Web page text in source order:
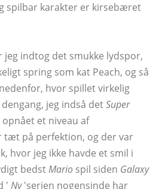
spilbar karakter er kirsebæret
jeg indtog det smukke lydspor,
spring som kat Peach, og så
hvor spillet virkelig
jeg indså detSuper
opnået et niveau af
tæt på perfektion, og der var
hvor jeg ikke havde et smil i
bedstMario spil siden Galaxy
' Ny'serien nogensinde har